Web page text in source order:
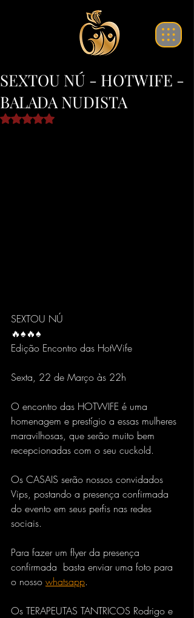
SEXTOU NÚ - HOTWIFE -
BALADA NUDISTA
Avaliado com NaN de 5 estrelas.
SEXTOU NÚ
🔥♠️🔥♠️
Edição Encontro das HotWife
Sexta, 22 de Março às 22h
O encontro das HOTWIFE é uma
homenagem e prestígio a essas mulheres
maravilhosas, que serão muito bem
recepcionadas com o seu cuckold.
Os CASAIS serão nossos convidados
Vips, postando a presença confirmada
do evento em seus perfis nas redes
sociais.
Para fazer um flyer da presença
confirmada  basta enviar uma foto para
o nosso whatsapp.
Os TERAPEUTAS TANTRICOS Rodrigo e